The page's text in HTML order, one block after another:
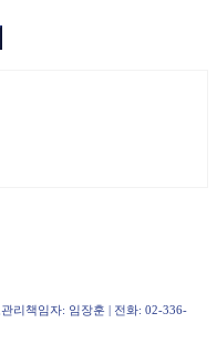
리책임자: 임장훈 | 전화: 02-336-